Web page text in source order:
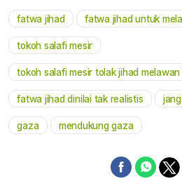
fatwa jihad fatwa jihad untuk
tokoh salafi mesir
tokoh salafi mesir tolak jihad melawan
fatwa jihad dinilai tak realistis
gaza mendukung gaza